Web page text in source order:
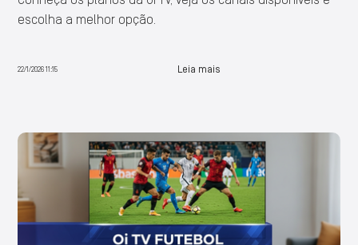
escolha a melhor opção.
22/1/2026 11:15 Leia mais